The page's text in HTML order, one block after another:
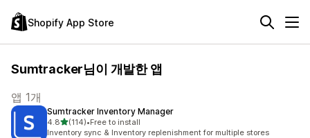
Shopify App Store
Sumtracker님이 개발한 앱
앱 1개
Sumtracker Inventory Manager
4.8별 5개 중
(114)
총 리뷰 114개
•Free to install
Inventory sync & Inventory replenishment for multiple stores